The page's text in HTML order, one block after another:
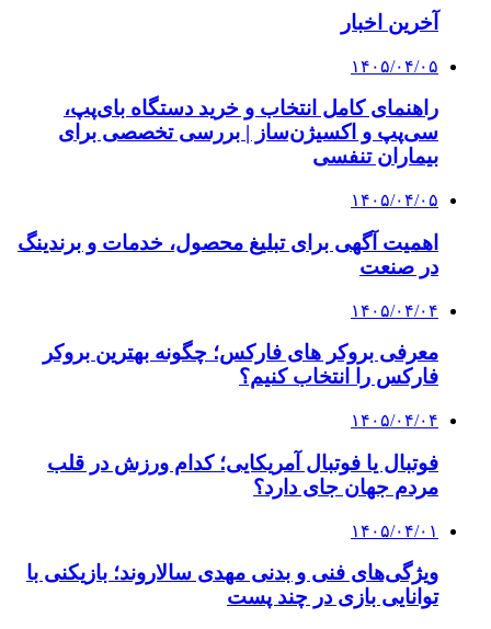
آخرین اخبار
۱۴۰۵/۰۴/۰۵
راهنمای کامل انتخاب و خرید دستگاه بای‌پپ،
سی‌پپ و اکسیژن‌ساز | بررسی تخصصی برای
بیماران تنفسی
۱۴۰۵/۰۴/۰۵
اهمیت آگهی برای تبلیغ محصول، خدمات و برندینگ
در صنعت
۱۴۰۵/۰۴/۰۴
معرفی بروکر های فارکس؛ چگونه بهترین بروکر
فارکس را انتخاب کنیم؟
۱۴۰۵/۰۴/۰۴
فوتبال یا فوتبال آمریکایی؛ کدام ورزش در قلب
مردم جهان جای دارد؟
۱۴۰۵/۰۴/۰۱
ویژگی‌های فنی و بدنی مهدی سالاروند؛ بازیکنی با
توانایی بازی در چند پست